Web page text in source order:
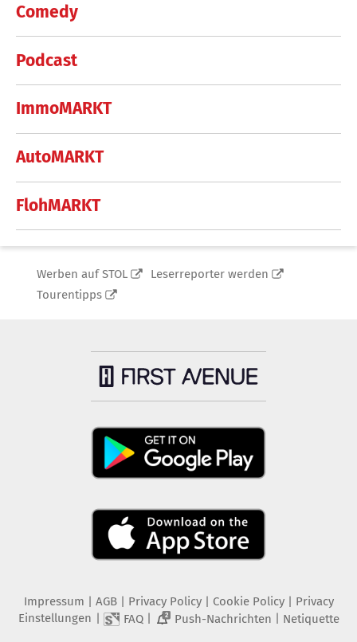
Comedy
Podcast
ImmoMARKT
AutoMARKT
FlohMARKT
Werben auf STOL
Leserreporter werden
Tourentipps
Impressum AGB Privacy Policy| Cookie Policy| Privacy
Einstellungen
FAQ| 2 Push-Nachrichten Netiquette